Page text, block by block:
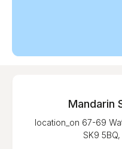
Mandarin
location_on 67-69
SK9 5BQ,